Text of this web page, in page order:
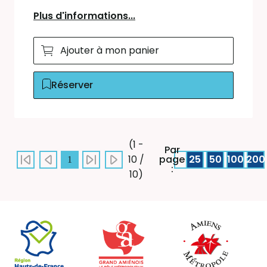
Plus d'informations...
Ajouter à mon panier
Réserver
1
(1 -
10 /
10)
Par
page
:
25 50 100 200